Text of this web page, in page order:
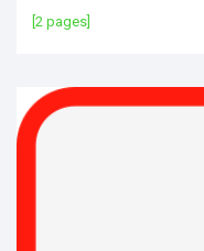
[2 pages]